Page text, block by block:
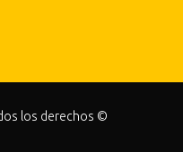
los derechos ©